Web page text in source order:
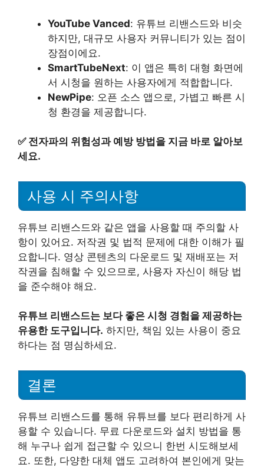
YouTube Vanced: 유튜브 리밴스드와 비슷
하지만, 대규모 사용자 커뮤니티가 있는 점이
장점이에요.
SmartTubeNext: 이 앱은 특히 대형 화면에
서 시청을 원하는 사용자에게 적합합니다.
NewPipe: 오픈 소스 앱으로, 가볍고 빠른 시
청 환경을 제공합니다.
✅ 전자파의 위험성과 예방 방법을 지금 바로 알아보
세요.
사용 시 주의사항
유튜브 리밴스드와 같은 앱을 사용할 때 주의할 사
항이 있어요. 저작권 및 법적 문제에 대한 이해가 필
요합니다. 영상 콘텐츠의 다운로드 및 재배포는 저
작권을 침해할 수 있으므로, 사용자 자신이 해당 법
을 준수해야 해요.
유튜브 리밴스드는 보다 좋은 시청 경험을 제공하는
유용한 도구입니다. 하지만, 책임 있는 사용이 중요
하다는 점 명심하세요.
결론
유튜브 리밴스드를 통해 유튜브를 보다 편리하게 사
용할 수 있습니다. 무료 다운로드와 설치 방법을 통
해 누구나 쉽게 접근할 수 있으니 한번 시도해보세
요. 또한, 다양한 대체 앱도 고려하여 본인에게 맞는